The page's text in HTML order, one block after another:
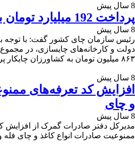
8 سال پیش
پرداخت 192 میلیارد تومان به چایکاران گیلانی
8 سال پیش
رئیس سازمان چای کشور گفت: با توجه
۸۶۳ میلیون تومان به کشاورزان چایکار پرداخت شده است.
8 سال پیش
افزایش کد تعرفه‌های
و چای
8 سال پیش
مدیرکل دفتر صادرات گمرک از افزایش
ممنوعیت صادرات انواع کاغذ و چای فله